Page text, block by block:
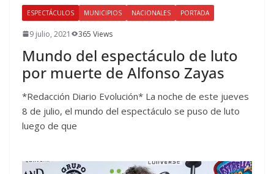
ESPECTÁCULOS MUNICIPIOS NACIONALES PORTADA
9 julio, 2021 365 Views
Mundo del espectáculo de luto
por muerte de Alfonso Zayas
*Redacción Diario Evolución* La noche de este jueves
8 de julio, el mundo del espectáculo se puso de luto
luego de que